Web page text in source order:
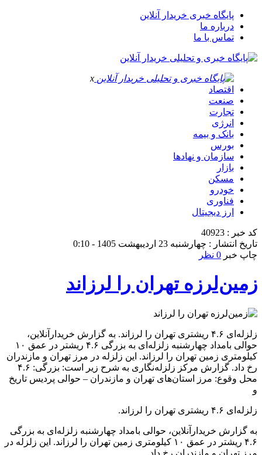
پایگاه خبری خریدار آنلاین
درباره ما
تماس با ما
x
اقتصاد
صنعت
تجارت
انرژی
بانک و بیمه
بورس
سازمان و نهادها
بازار
مسکن
خودرو
فناوری
ارز دیجیتال
کد خبر : 40923
تاریخ انتشار : چهارشنبه 23 اردیبهشت 1405 - 0:10
چاپ خبر 0 نظر
زمین‌لرزه تهران را لرزاند
زلزله‌ای ۴.۶ ریشتری تهران را لرزاند. به گزارش خریدارآنلاین،
حوالی بامداد چهارشنبه زلزله‌ای به بزرگی ۴.۶ ریشتر در عمق ۱۰
کیلومتری زمین تهران را لرزاند. این زلزله در مرز تهران و مازندران
رخ داد. گزارش مرکز زلزله‌نگاری به شرح زیر است: بزرگی: ۴.۶
محل وقوع: مرز استان‌های تهران و مازندران – حوالی پردیس تاریخ
و
زلزله‌ای ۴.۶ ریشتری تهران را لرزاند.
به گزارش خریدارآنلاین، حوالی بامداد چهارشنبه زلزله‌ای به بزرگی
۴.۶ ریشتر در عمق ۱۰ کیلومتری زمین تهران را لرزاند. این زلزله در
مرز تهران و مازندران رخ داد.